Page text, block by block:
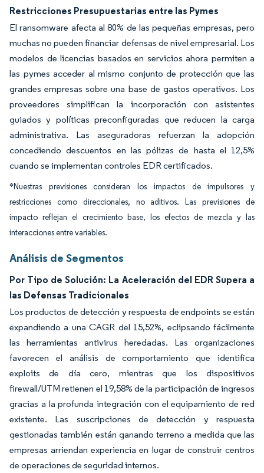
Restricciones Presupuestarias entre las Pymes
El ransomware afecta al 80% de las pequeñas empresas, pero
muchas no pueden financiar defensas de nivel empresarial. Los
modelos de licencias basados en servicios ahora permiten a
las pymes acceder al mismo conjunto de protección que las
grandes empresas sobre una base de gastos operativos. Los
proveedores simplifican la incorporación con asistentes
guiados y políticas preconfiguradas que reducen la carga
administrativa. Las aseguradoras refuerzan la adopción
concediendo descuentos en las pólizas de hasta el 12,5%
cuando se implementan controles EDR certificados.
*Nuestras previsiones consideran los impactos de impulsores y
restricciones como direccionales, no aditivos. Las previsiones de
impacto reflejan el crecimiento base, los efectos de mezcla y las
interacciones entre variables.
Análisis de Segmentos
Por Tipo de Solución: La Aceleración del EDR Supera a
las Defensas Tradicionales
Los productos de detección y respuesta de endpoints se están
expandiendo a una CAGR del 15,52%, eclipsando fácilmente
las herramientas antivirus heredadas. Las organizaciones
favorecen el análisis de comportamiento que identifica
exploits de día cero, mientras que los dispositivos
firewall/UTM retienen el 19,58% de la participación de ingresos
gracias a la profunda integración con el equipamiento de red
existente. Las suscripciones de detección y respuesta
gestionadas también están ganando terreno a medida que las
empresas arriendan experiencia en lugar de construir centros
de operaciones de seguridad internos.